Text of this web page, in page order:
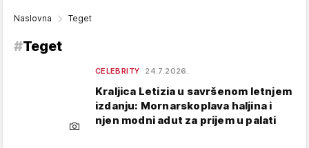
Naslovna Teget
#Teget
CELEBRITY 24.7.2026.
Kraljica Letizia u savršenom letnjem
izdanju: Mornarskoplava haljina i
njen modni adut za prijem u palati